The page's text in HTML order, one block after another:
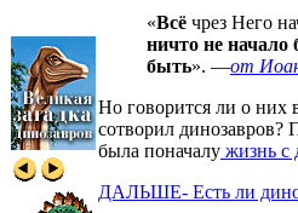
«Всё чрез Него
ничто не начало
быть». —от
Но говорится ли о них
сотворил динозавров?
была поначалу жизнь с
ДАЛЬШЕ- Есть ли